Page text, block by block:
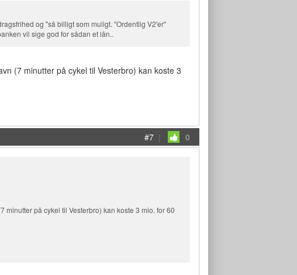
og "så billigt som muligt. "Ordentlig V2'er"
vil sige god for sådan et lån..
(7 minutter på cykel til Vesterbro) kan koste 3
#7 | 0
på cykel til Vesterbro) kan koste 3 mio. for 60